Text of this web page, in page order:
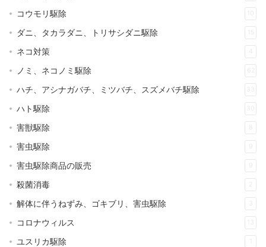
コウモリ駆除 10
ダニ、タカラダニ、トリサシダニ駆除 15
ネコ対策 4
ノミ、ネコノミ駆除 62
ハチ、アシナガバチ、ミツバチ、スズメバチ駆除 33
ハト駆除 30
害獣駆除 8
害虫駆除 9
害虫駆除商品の販売 9
殺菌消毒 2
解体に伴うねずみ、ゴキブリ、害虫駆除 3
コロナウィルス 13
ユスリカ駆除